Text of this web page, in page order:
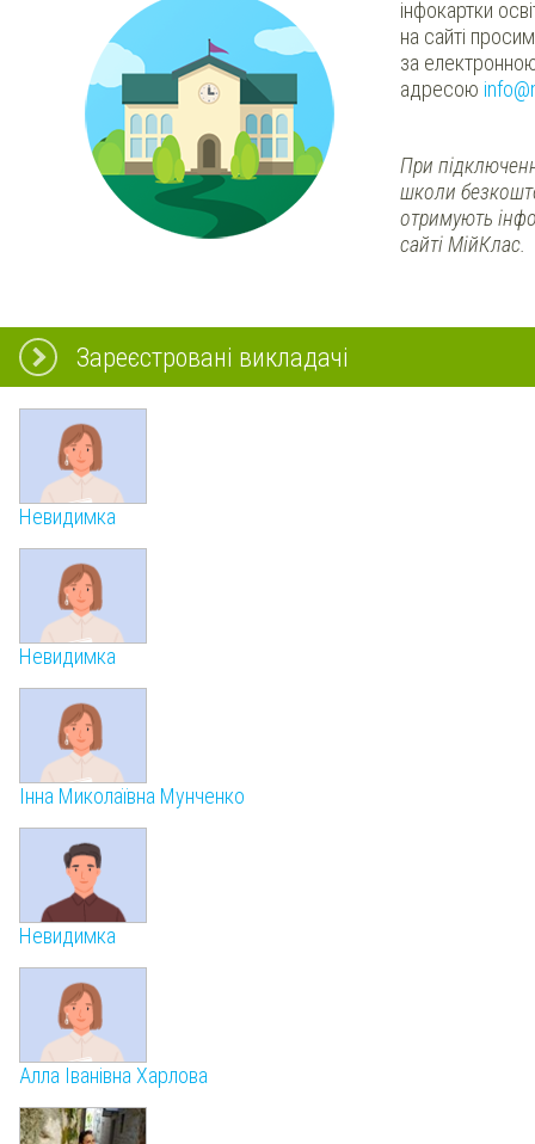
інфокартки
на сайті
за
адресою
При
школи
отримують
сайті МійКлас.
Зареєстровані викладачі
Невидимка
Невидимка
Інна Миколаївна Мунченко
Невидимка
Aлла Іванівна Харлова